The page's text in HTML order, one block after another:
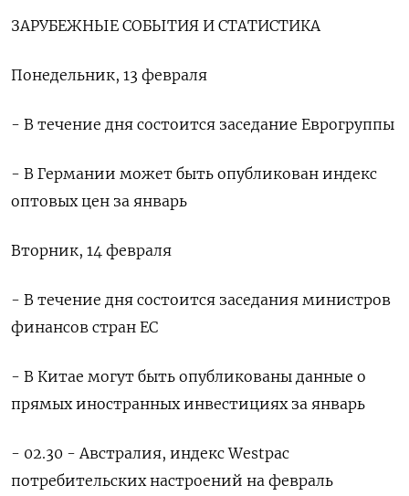
ЗАРУБЕЖНЫЕ СОБЫТИЯ И СТАТИСТИКА
Понедельник, 13 февраля
- В течение дня состоится заседание Еврогруппы
- В Германии может быть опубликован индекс
оптовых цен за январь
Вторник, 14 февраля
- В течение дня состоится заседания министров
финансов стран ЕС
- В Китае могут быть опубликованы данные о
прямых иностранных инвестициях за январь
- 02.30 - Австралия, индекс Westpac
потребительских настроений на февраль